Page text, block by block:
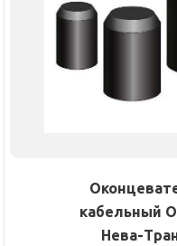
кабельный
Нева-